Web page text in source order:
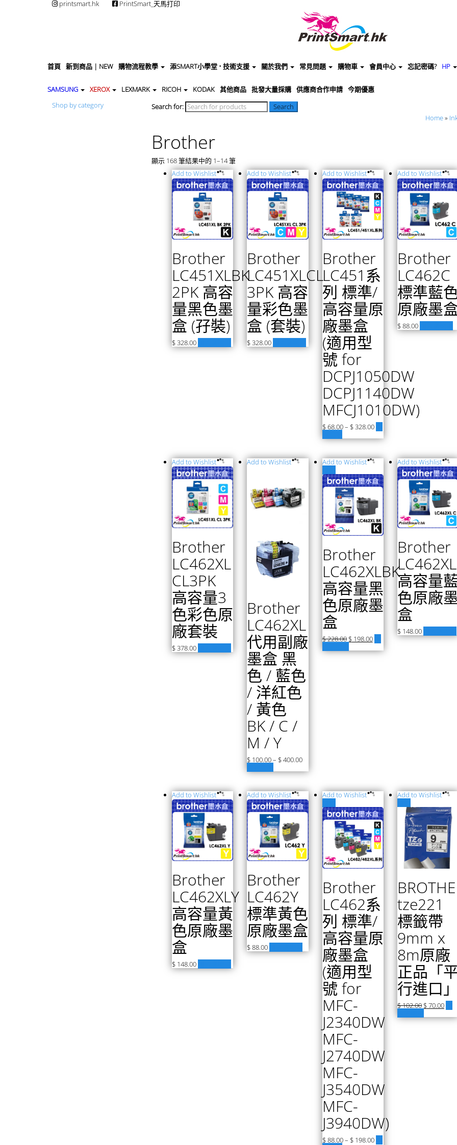
printsmart.hk PrintSmart_天馬打印
首頁 新到商品 | NEW 購物流程教學 添SMART小學堂 • 技術支援 關於我們 常見問題 購物車 會員中心 忘記密碼? HP
SAMSUNG XEROX LEXMARK RICOH KODAK 其他商品 批發大量採購 供應商合作申請 今期優惠
Shop by category
Search for:
Home»
Brother
顯示 168 筆結果中的 1–14 筆
Add to Wishlist
Brother
LC451XLBK
2PK 高容
量黑色墨
盒 (孖裝)
$328.00
Add to Wishlist
Brother
LC451XLCL
3PK 高容
量彩色墨
盒 (套裝)
$328.00
Add to Wishlist
Brother
LC451系
列 標準/
高容量原
廠墨盒
(適用型
號 for
DCPJ1050DW
DCPJ1140DW
MFCJ1010DW)
$68.00– $328.00
Add to Wishlist
Brother
LC462C
標準藍
原廠墨
$88.00
Add to Wishlist
Brother
LC462XL
CL3PK
高容量3
色彩色原
廠套裝
$378.00
Add to Wishlist
Brother
LC462XL
代用副廠
墨盒 黑
色 / 藍色
/ 洋紅色
/ 黃色
BK / C /
M / Y
$ 100.00–$400.00
Add to Wishlist
Brother
LC462XLBK
高容量黑
色原廠墨
盒
$228.00$198.00
Add to Wishlist
Brother
高容量
色原廠
盒
$148.00
Add to Wishlist
Brother
LC462XLY
高容量黃
色原廠墨
盒
$ 148.00
Add to Wishlist
Brother
LC462Y
標準黃色
原廠墨盒
$88.00
Add to Wishlist
Brother
LC462系
列 標準/
高容量原
廠墨盒
(適用型
號 for
MFC-
J2340DW
MFC-
J2740DW
MFC-
J3540DW
MFC-
J3940DW)
$88.00– $198.00
Add to Wishlist
tze221
標籤帶
9mm x
8m原廠
正品「
行進口
$102.00$70.00